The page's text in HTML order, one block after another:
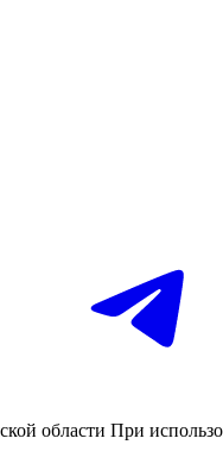
области При